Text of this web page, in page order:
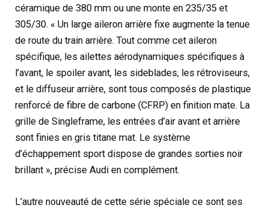
céramique de 380 mm ou une monte en 235/35 et
305/30. « Un large aileron arrière fixe augmente la tenue
de route du train arrière. Tout comme cet aileron
spécifique, les ailettes aérodynamiques spécifiques à
l’avant, le spoiler avant, les sideblades, les rétroviseurs,
et le diffuseur arrière, sont tous composés de plastique
renforcé de fibre de carbone (CFRP) en finition mate. La
grille de Singleframe, les entrées d’air avant et arrière
sont finies en gris titane mat. Le système
d’échappement sport dispose de grandes sorties noir
brillant », précise Audi en complément.
L’autre nouveauté de cette série spéciale ce sont ses